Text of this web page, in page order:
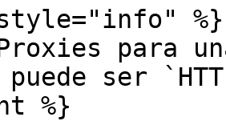
%}
para
puede ser
%}